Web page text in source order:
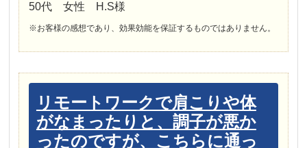
50代 女性 H.S様
※お客様の感想であり、効果効能を保証するものではありません。
リモートワークで肩こりや体
がなまったりと、調子が悪か
ったのですが、こちらに通っ